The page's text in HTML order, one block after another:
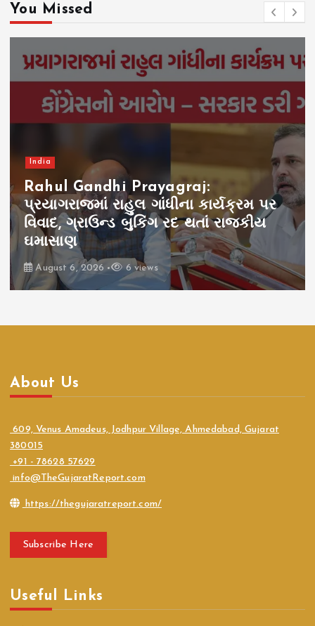
You Missed
India
Rahul Gandhi Prayagraj:
પ્રયાગરાજમાં રાહુલ ગાંધીના કાર્યક્રમ પર
વિવાદ, ગ્રાઉન્ડ બુકિંગ રદ થતાં રાજકીય
ઘમાસાણ
August 6, 2026 6 views
About Us
609, Venus Amadeus, Jodhpur Village, Ahmedabad, Gujarat
380015
+91 - 78628 57629
info@TheGujaratReport.com
https://thegujaratreport.com/
Subscribe Here
Useful Links